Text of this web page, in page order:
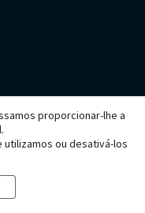
proporcionar-lhe a
ou desativá-los
Tunicados
Peixes
Répteis